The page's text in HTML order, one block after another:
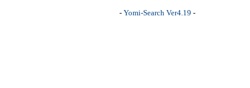
- Yomi-Search Ver4.19 -